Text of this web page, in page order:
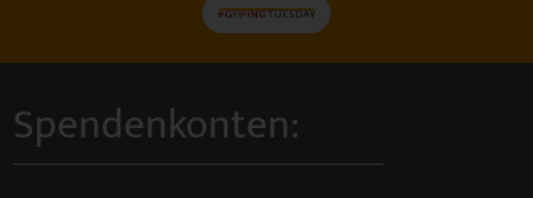
Spendenkonten: